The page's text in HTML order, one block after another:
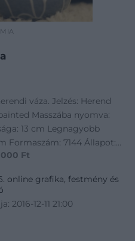
váza. Jelzés: Herend
Masszába nyomva:
13 cm Legnagyobb
Formaszám: 7144 Állapot:
000 Ft
online grafika, festmény és
2016-12-11 21:00